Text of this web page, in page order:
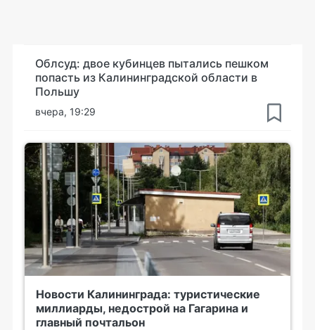
Облсуд: двое кубинцев пытались пешком
попасть из Калининградской области в
Польшу
вчера, 19:29
Новости Калининграда: туристические
миллиарды, недострой на Гагарина и
главный почтальон